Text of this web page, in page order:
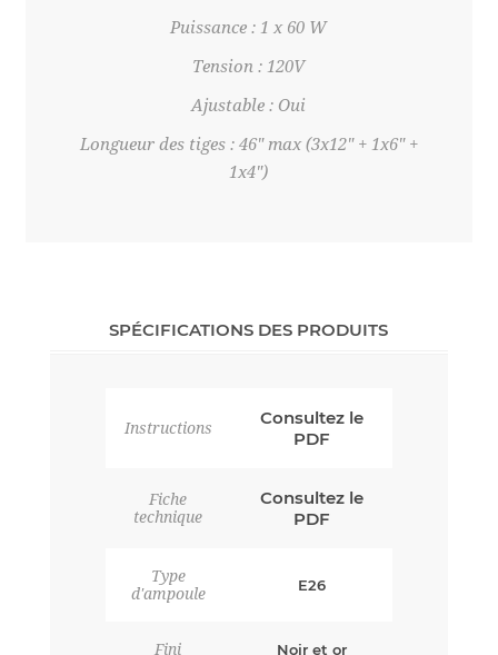
Puissance : 1 x 60 W
Tension : 120V
Ajustable : Oui
Longueur des tiges : 46" max (3x12" + 1x6" +
1x4")
SPÉCIFICATIONS DES PRODUITS
Instructions
Consultez le
PDF
Fiche
technique
Consultez le
PDF
Type
d'ampoule
E26
Fini Noir et or